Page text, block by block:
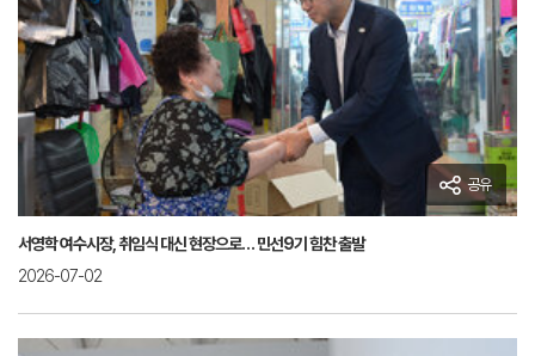
공유
서영학 여수시장, 취임식 대신 현장으로… 민선9기 힘찬 출발
2026-07-02